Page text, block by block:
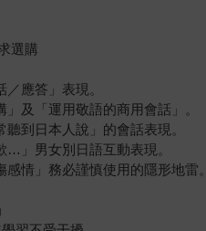
選購
應答」表現。
及「運用敬語的商用會話」。
到日本人說」的會話表現。
…」男女別日語互動表現。
情」務必謹慎使用的隱形地雷。